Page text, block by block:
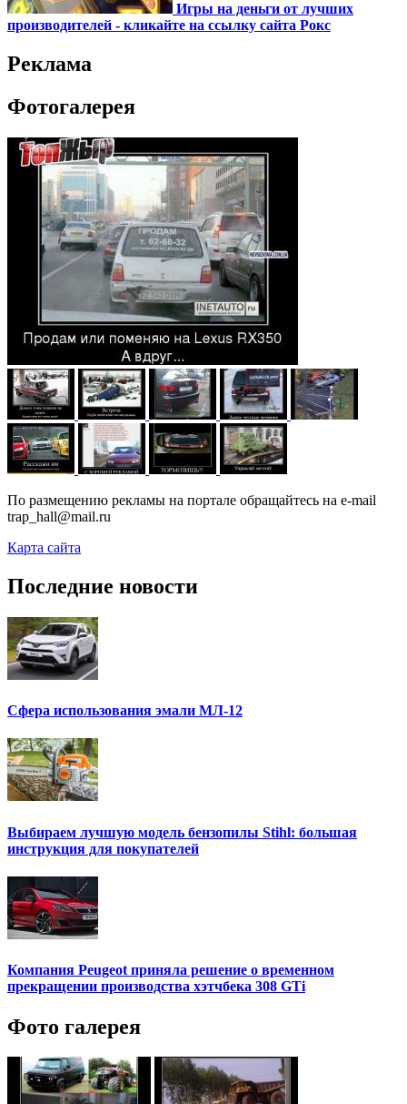
Игры на деньги от лучших
производителей - кликайте на ссылку сайта Рокс
Реклама
Фотогалерея
По размещению рекламы на портале обращайтесь на e-mail
trap_hall@mail.ru
Карта сайта
Последние новости
Сфера использования эмали МЛ-12
Выбираем лучшую модель бензопилы Stihl: большая
инструкция для покупателей
Компания Peugeot приняла решение о временном
прекращении производства хэтчбека 308 GTi
Фото галерея